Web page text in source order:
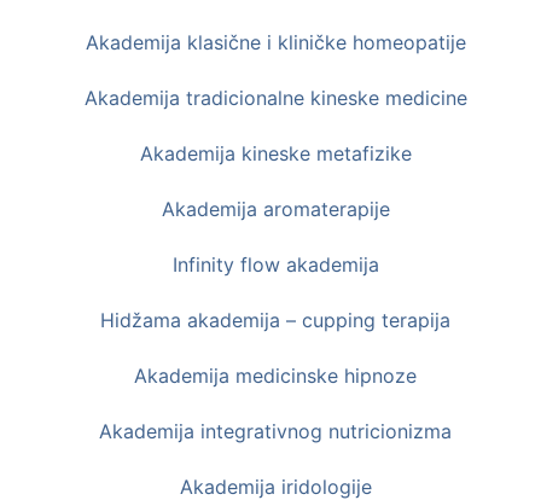
Akademija klasične i kliničke homeopatije
Akademija tradicionalne kineske medicine
Akademija kineske metafizike
Akademija aromaterapije
Infinity flow akademija
Hidžama akademija – cupping terapija
Akademija medicinske hipnoze
Akademija integrativnog nutricionizma
Akademija iridologije